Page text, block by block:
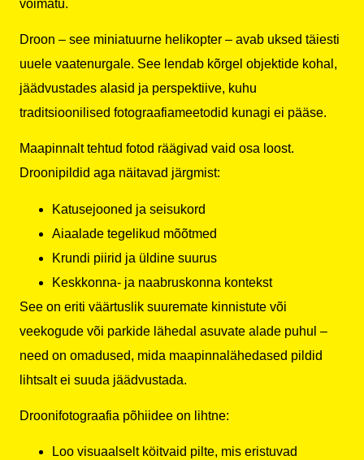
võimatu.
Droon – see miniatuurne helikopter – avab uksed täiesti
uuele vaatenurgale. See lendab kõrgel objektide kohal,
jäädvustades alasid ja perspektiive, kuhu
traditsioonilised fotograafiameetodid kunagi ei pääse.
Maapinnalt tehtud fotod räägivad vaid osa loost.
Droonipildid aga näitavad järgmist:
Katusejooned ja seisukord
Aiaalade tegelikud mõõtmed
Krundi piirid ja üldine suurus
Keskkonna- ja naabruskonna kontekst
See on eriti väärtuslik suuremate kinnistute või
veekogude või parkide lähedal asuvate alade puhul –
need on omadused, mida maapinnalähedased pildid
lihtsalt ei suuda jäädvustada.
Droonifotograafia põhiidee on lihtne:
Loo visuaalselt köitvaid pilte, mis eristuvad